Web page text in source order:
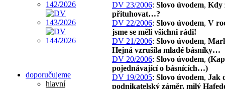
doporučujeme
hlavní
DV 23/2006: Slovo úvodem, Kdy
přituhovat…?
DV 22/2006: Slovo úvodem, V
jsme se měli všichni rádi!
DV 21/2006: Slovo úvodem,
Hejná vzrušila mladé básníky…
DV 20/2006: Slovo úvodem,
pojednávající o básnících…)
DV 19/2005: Slovo úvodem, Jak
podnikatelský záměr, milý